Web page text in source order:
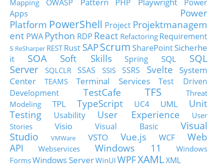
Mapping
OWASP PHP
Power
Apps
Power
Platform PowerShell Project Projektmanagem
ent PWA Python RDP React Refactoring Requirement
s ReSharper RESTRust SAPScrum SharePointSicherhe
it
SOA Soft Skills Spring SQL
SQL
Server
SQLCLR SSAS SSIS SSRS Svelte
System
Center
TEAMS Terminal Services
Test Driven
Development
TestCafe TFS
Threat
Modeling
TPL TypeScript UC4 UML
Unit
Testing
Usability User Experience
User
Stories
Visio Visual Basic
Visual
Studio
VMWare VSTO Vue.js WCF
Web
API
Webservices Windows 11
Windows
FormsWindows ServerWinUI WPFXAMLXML